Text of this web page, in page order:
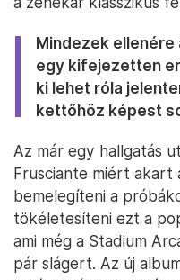
Mindezek ellenére
egy kifejezetten
ki lehet róla
kettőhöz képest
Az már egy hallgatás
Frusciante miért akart
bemelegíteni a
tökéletesíteni ezt a
ami még a Stadium
pár slágert. Az új